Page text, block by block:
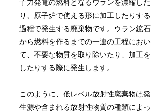
子力発電の燃料となるウランを濃縮した
り、原子炉で使える形に加工したりする
過程で発生する廃棄物です。ウラン鉱石
から燃料を作るまでの一連の工程におい
て、不要な物質を取り除いたり、加工を
したりする際に発生します。
このように、低レベル放射性廃棄物は発
生源や含まれる放射性物質の種類によっ